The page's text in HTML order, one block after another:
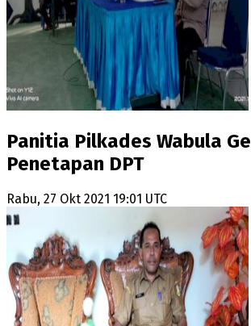
Panitia Pilkades Wabula
Penetapan DPT
Rabu, 27 Okt 2021 19:01 UTC